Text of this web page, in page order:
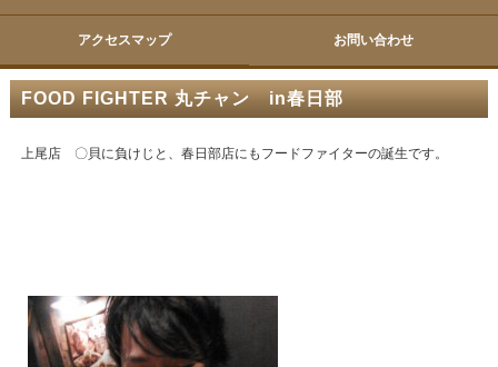
アクセスマップ お問い合わせ
FOOD FIGHTER 丸チャン in春日部
上尾店 〇貝に負けじと、春日部店にもフードファイターの誕生です。